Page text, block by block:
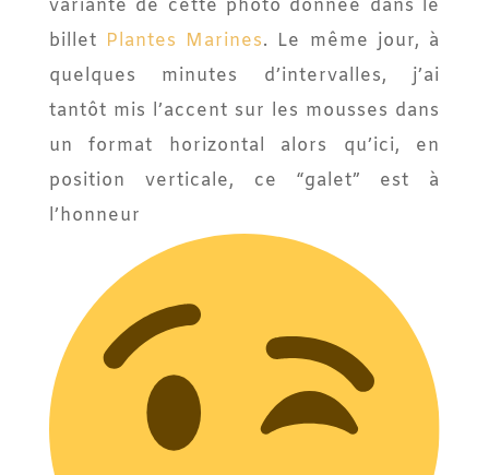
variante de cette photo donnée dans le
billet Plantes Marines. Le même jour, à
quelques minutes d’intervalles, j’ai
tantôt mis l’accent sur les mousses dans
un format horizontal alors qu’ici, en
position verticale, ce “galet” est à
l’honneur